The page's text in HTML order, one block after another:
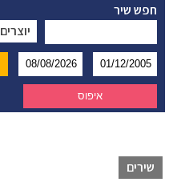
חפש שיר
יוצרים
שירים